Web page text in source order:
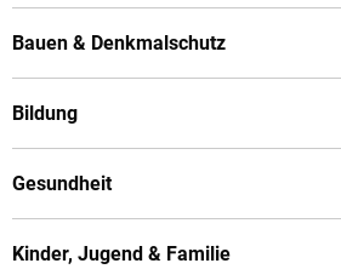
Bauen & Denkmalschutz
Bildung
Gesundheit
Kinder, Jugend & Familie